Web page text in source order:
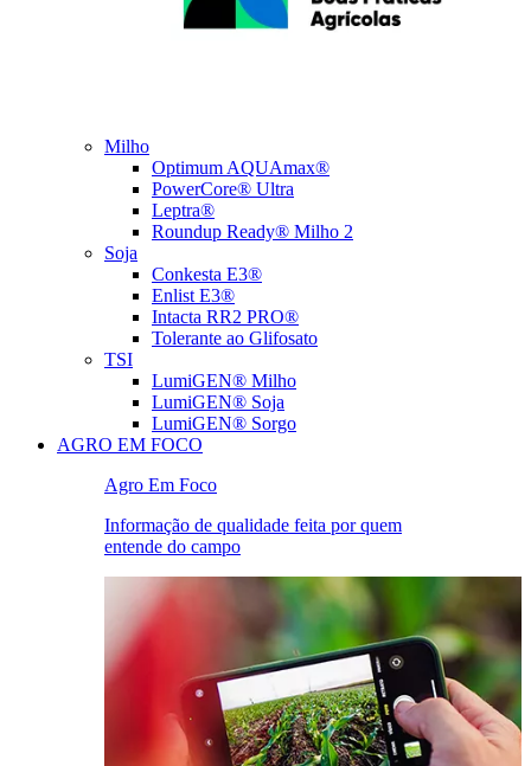
Milho
Optimum AQUAmax®
PowerCore® Ultra
Leptra®
Roundup Ready® Milho 2
Soja
Conkesta E3®
Enlist E3®
Intacta RR2 PRO®
Tolerante ao Glifosato
TSI
LumiGEN® Milho
LumiGEN® Soja
LumiGEN® Sorgo
AGRO EM FOCO
Agro Em Foco
Informação de qualidade feita por quem
entende do campo